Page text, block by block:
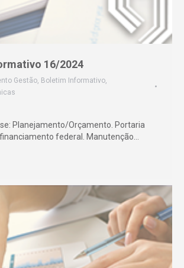
16/2024
Gestão, Boletim Informativo,
Planejamento/Orçamento. Portaria
federal. Manutenção…